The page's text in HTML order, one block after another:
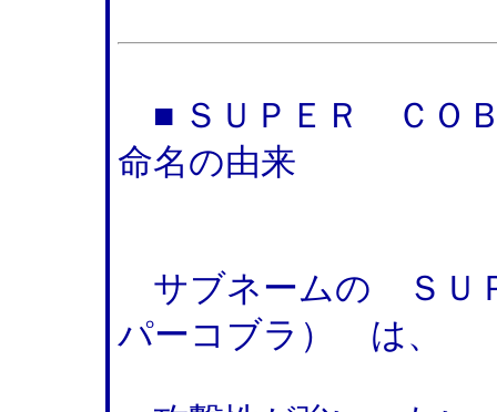
■ ＳＵＰＥＲ ＣＯ
命名の由来
サブネームの ＳＵ
パーコブラ） は、